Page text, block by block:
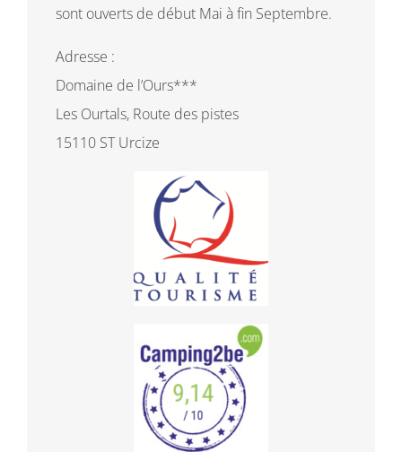
sont ouverts de début Mai à fin Septembre.
Adresse :
Domaine de l’Ours***
Les Ourtals, Route des pistes
15110 ST Urcize